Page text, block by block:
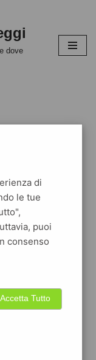
dove
di
le tue
puoi
consenso
Accetta Tutto